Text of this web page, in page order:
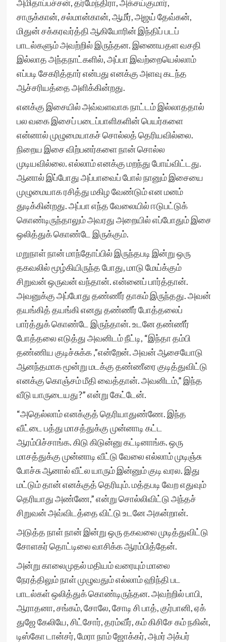
அமிதாப்பச்சன், தர்மேந்திரா, அக்சய்குமார்,
சாருக்கான், சல்மான்கான், ஆமீர், அஜய் தேவ்கன்,
மிதுன் சக்கரவர்த்தி ஆகியோரின் இந்திப் படப்
பாடல்களும் அவற்றில் இருந்தன. இணையதள வசதி
இல்லாத அந்தநாட்களில், அப்பா இவற்றையெல்லாம்
எப்படி சேகரித்தார் என்பது எனக்கு அளவு கடந்த
ஆச்சரியத்தை அளிக்கின்றது.
எனக்கு இசையில் அவ்வளவாக நாட்டம் இல்லாததால்
பல வகை இசைப் படைப்பாளிகளின் பெயர்களை
என்னால் முழுமையாகச் சொல்லத் தெரியவில்லை.
நிறைய இசை விற்பனர்களை நான் சொல்ல
முடியவில்லை. எல்லாம் எனக்கு மறந்து போய்விட்டது.
ஆனால் இப்போது அப்பாவைப் போல் நானும் இசையை
முழுமையாக ரசித்து மகிழ வேண்டும் என மனம்
துடிக்கின்றது. அப்பா எந்த வேலையில் ஈடுபட்டுக்
கொண்டிருந்தாலும் அவரது அறையில் எப்போதும் இசை
ஒலித்துக் கொண்டே இருக்கும்.
மறுநாள் நான் மாந்தோப்பில் இருந்தபடி இன்று ஒரு
தகவலில் மூழ்கியிருந்த போது, மாடு மேய்க்கும்
சிறுவன் ஒருவன் வந்தான். என்னைப் பார்த்தான்.
அவனுக்கு அப்போது தண்ணீர் தாகம் இருந்தது. அவன்
தயங்கித் தயங்கி எனது தண்ணீர் போத்தலைப்
பார்த்துக் கொண்டே இருந்தான். உடனே தண்ணீர்
போத்தலை எடுத்து அவனிடம் நீட்டி, “இந்தா தம்பி
தண்ணிய குடிச்சுக்க ,”என்றேன். அவன் ஆசையோடு
ஆனந்தமாக மூன்று மடக்கு தண்ணீரை குடித்துவிட்டு
எனக்கு கொஞ்சம் மீதி வைத்தான். அவனிடம்,” இந்த
வீடு யாருடையது?” என்று கேட்டேன்.
“அதெல்லாம் எனக்குத் தெரியாதுண்ணே. இந்த
வீட்டை பத்து மாசத்துக்கு முன்னாடி கட்ட
ஆரம்பிச்சாங்க. கிடு கிடுன்னு கட்டினாங்க. ஒரு
மாசத்துக்கு முன்னாடி வீட்டு வேலை எல்லாம் முடிஞ்சு
போச்சு ஆனால் வீட்ல யாரும் இன்னும் குடி வரல. இது
மட்டும் தான் எனக்குத் தெரியும். மத்தபடி வேற எதுவும்
தெரியாது அண்ணே,” என்று சொல்லிவிட்டு அந்தச்
சிறுவன் அவ்விடத்தை விட்டு உடனே அகன்றான்.
அடுத்த நாள் நான் இன்று ஒரு தகவலை முடித்துவிட்டு
சோளகர் தொட்டிலை வாசிக்க ஆரம்பித்தேன்.
அன்று காலைமுதல் மதியம் வரையும் மாலை
நேரத்திலும் நாள் முழுவதும் எல்லாம் ஹிந்தி பட
பாடல்கள் ஒலித்துக் கொண்டிருந்தன. அவற்றில் பாபி,
ஆராதனா, சங்கம், சோலே, சோடி சி பாத், குர்பானி, ஏக்
துஜே கேலியே, சிட்சோர், தரம்வீர், கம் கிசிசே கம் நகின்,
டிஸ்கோ டான்சர், மேரா நாம் ஜோக்கர், அமர் அக்பர்